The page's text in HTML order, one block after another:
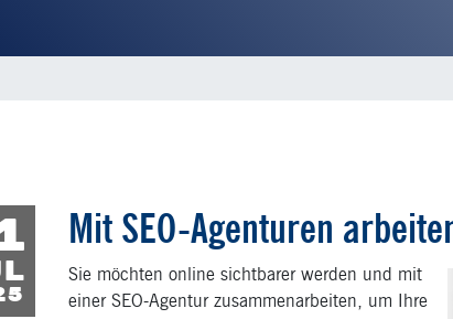
Mit SEO-Agenturen
Sie möchten online sichtbarer werden und mit
einer SEO-Agentur zusammenarbeiten, um Ihre